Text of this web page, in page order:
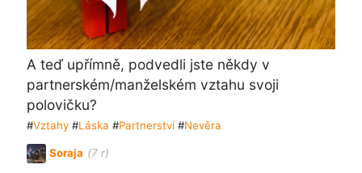
A teď upřímně, podvedli jste někdy v
partnerském/manželském vztahu svoji
polovičku?
#Vztahy#Láska #Partnerství#Nevěra
Soraja (7 r)